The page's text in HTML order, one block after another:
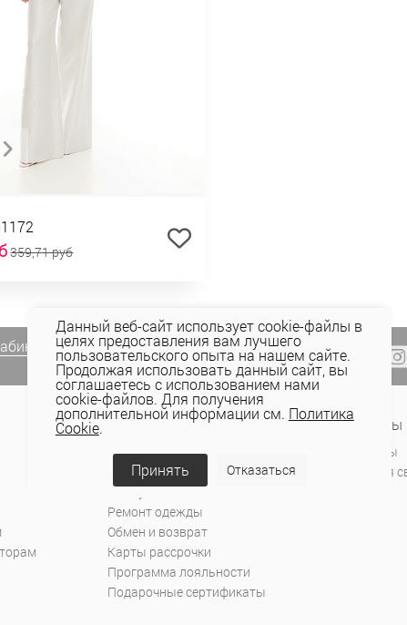
359,71 руб
Elema (email, viber) или
Сервис и поддержка
Оплата
Доставка
Как купить
Ремонт одежды
Обмен и возврат
Карты рассрочки
Программа лояльности
Подарочные сертификаты
Контакты
Магазины
Обратная
Данный веб-сайт использует cookie-файлы в
целях предоставления вам лучшего
пользовательского опыта на нашем сайте.
Продолжая использовать данный сайт, вы
соглашаетесь с использованием нами
cookie-файлов. Для получения
дополнительной информации см. Политика
Cookie.
Принять Отказаться